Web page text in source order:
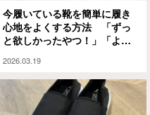
今履いている靴を簡単に履き
心地をよくする方法 「ずっ
と欲しかったやつ！」「よう
2026.03.19